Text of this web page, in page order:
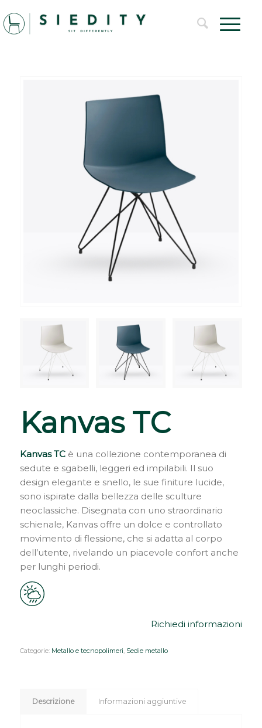
Kanvas TC
Kanvas TCè una collezione contemporanea di
sedute e sgabelli, leggeri ed impilabili. Il suo
design elegante e snello, le sue finiture lucide,
sono ispirate dalla bellezza delle sculture
neoclassiche. Disegnata con uno straordinario
schienale, Kanvas offre un dolce e controllato
movimento di flessione, che si adatta al corpo
dell’utente, rivelando un piacevole confort anche
per lunghi periodi.
Richiedi informazioni
Categorie: Metallo e tecnopolimeri, Sedie metallo
Descrizione Informazioni aggiuntive